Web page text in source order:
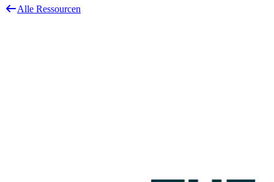
Alle Ressourcen